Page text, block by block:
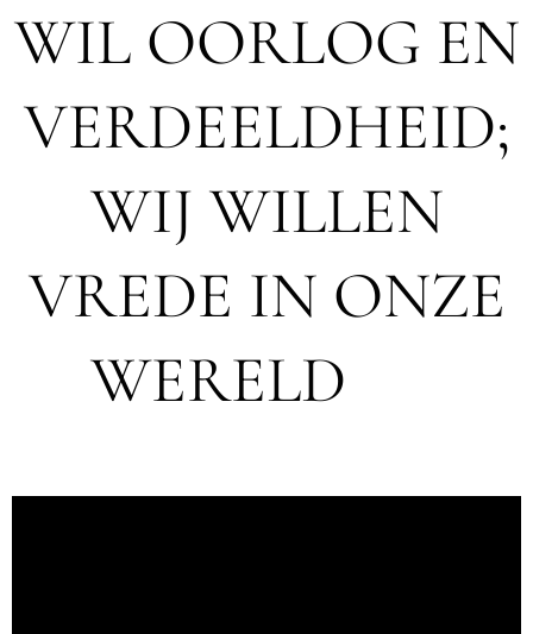
WIL OORLOG EN
VERDEELDHEID;
WIJ WILLEN
VREDE IN ONZE
WERELD 🕊